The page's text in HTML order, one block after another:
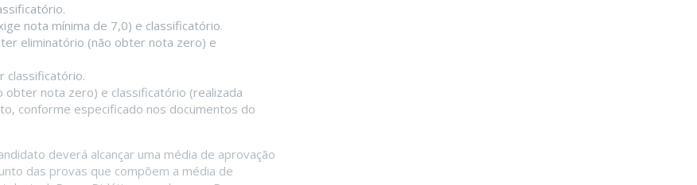
nota mínima de 7,0) e classificatório.
eliminatório (não obter nota zero) e
classificatório.
obter nota zero) e classificatório (realizada
conforme especificado nos documentos do
deverá alcançar uma média de aprovação
das provas que compõem a média de